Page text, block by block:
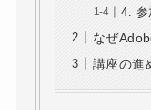
4. 参
なぜ
講座の進